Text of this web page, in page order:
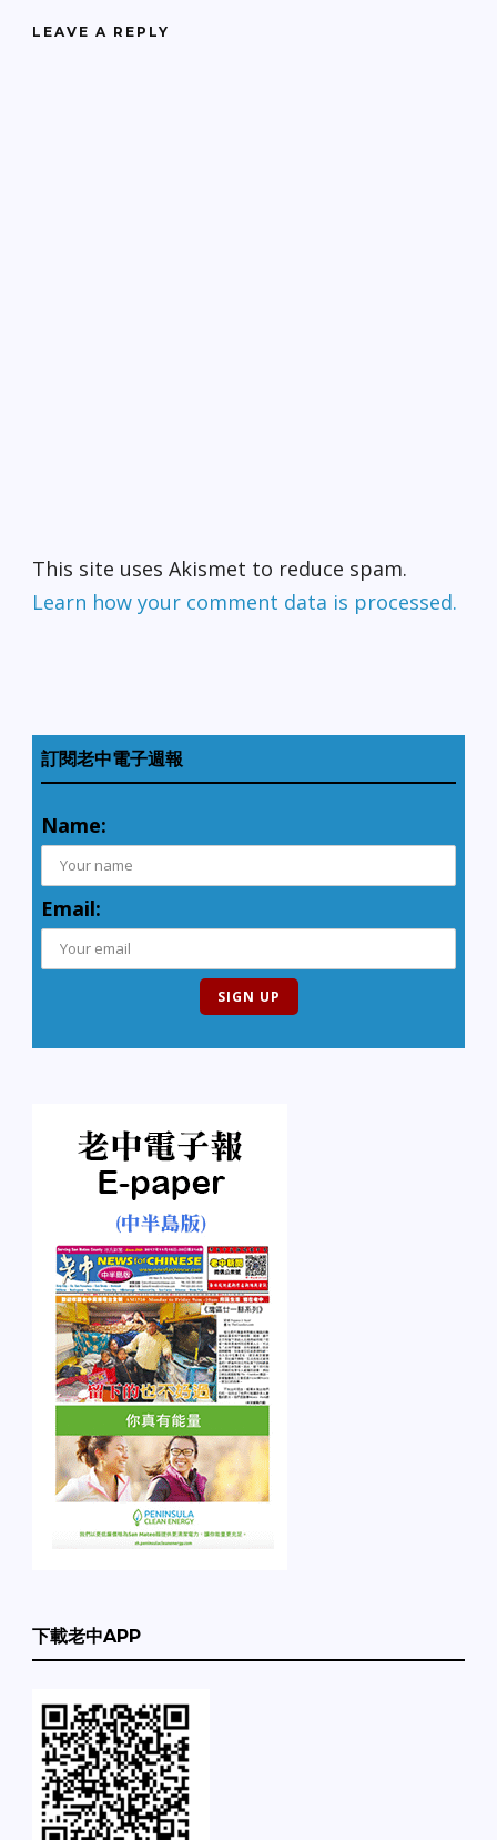
LEAVE A REPLY
This site uses Akismet to reduce spam.
Learn how your comment data is processed.
訂閱老中電子週報
Name:
Email:
下載老中APP